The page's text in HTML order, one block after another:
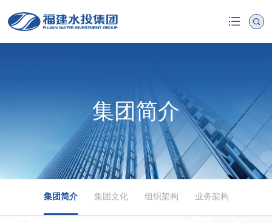
集团简介
集团简介 集团文化 组织架构 业务架构